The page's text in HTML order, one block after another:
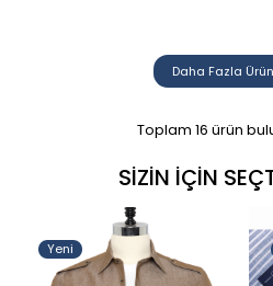
Daha Fazla
Toplam 16 ürün
SIZIN İÇIN
Yeni